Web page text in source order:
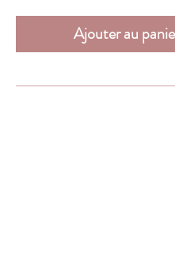
Ajouter au